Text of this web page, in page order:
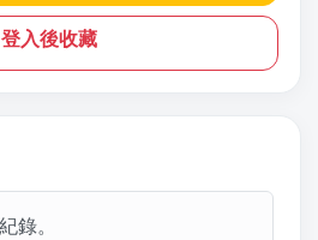
登入後收藏
錄。